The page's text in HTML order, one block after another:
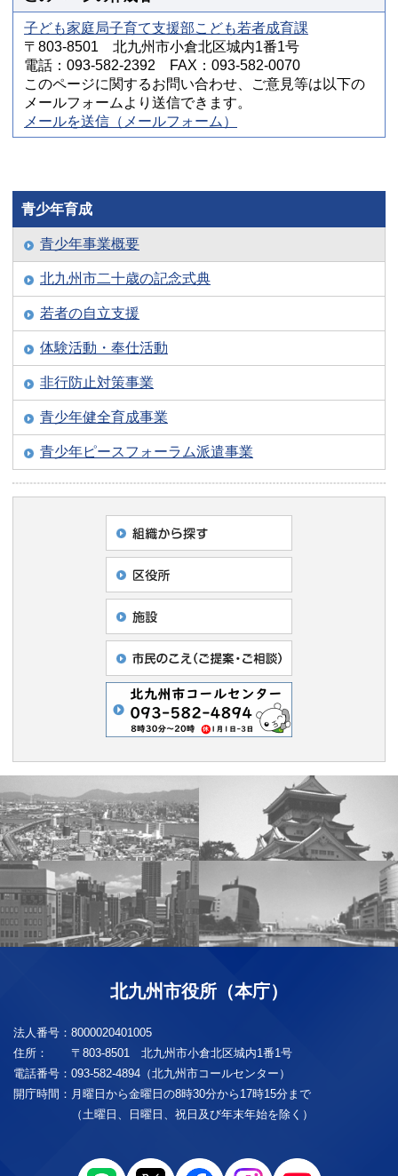
子ども家庭局子育て支援部こども若者成育課
〒803-8501 北九州市小倉北区城内1番1号
電話：093-582-2392 FAX：093-582-0070
このページに関するお問い合わせ、ご意見等は以下の
メールフォームより送信できます。
メールを送信（メールフォーム）
青少年育成
青少年事業概要
北九州市二十歳の記念式典
若者の自立支援
体験活動・奉仕活動
非行防止対策事業
青少年健全育成事業
青少年ピースフォーラム派遣事業
北九州市役所（本庁）
法人番号： 8000020401005
住所：
〒803-8501 北九州市小倉北区城内1番1号
電話番号： 093-582-4894（北九州市コールセンター）
開庁時間： 月曜日から金曜日の8時30分から17時15分まで
（土曜日、日曜日、祝日及び年末年始を除く）